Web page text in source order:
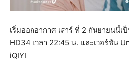
เริ่มออกอากาศ เสาร์ ที่ 2 กันยายนนี้เ
HD34 เวลา 22:45 น. และเวอร์ชัน
iQIYI